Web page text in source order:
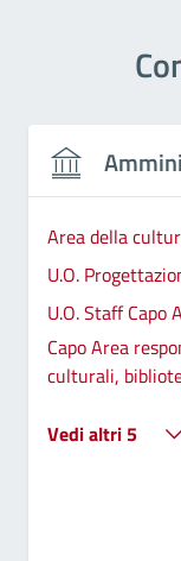
Area della
U.O.
U.O. Staff Capo
Capo Area
culturali,
Vedi altri 5